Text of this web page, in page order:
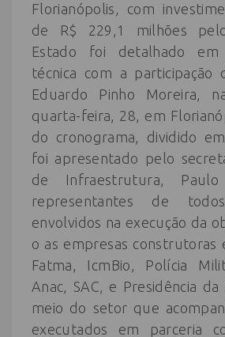
Florianópolis, com
de R$ 229,1 milhões
Estado foi detalhado
técnica com a participação
Eduardo Pinho Moreira,
quarta-feira, 28, em
do cronograma, dividido
foi apresentado pelo
de Infraestrutura,
representantes de
envolvidos na execução da
o as empresas construtoras
Fatma, IcmBio, Polícia
Anac, SAC, e Presidência
meio do setor que
executados em parceria